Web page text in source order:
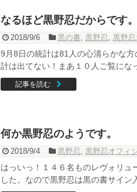
なるほど黒野忍だからです。
2018/9/6 黒の書, 黒野忍, 黒野
9月8日の統計は81人の心清らかな
計は出てない！まあ１０人ご覧にな
記事を読む
何か黒野忍のようです。
2018/9/4 黒野忍, 黒野忍オフィ
はっいっ！１４６名ものレヴォリュ
した。なので黒野忍は黒の書サイン